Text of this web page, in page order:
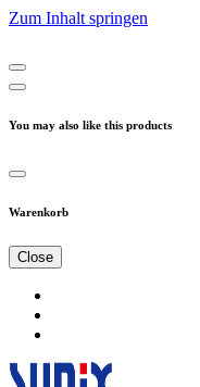
Zum Inhalt springen
You may also like this products
Warenkorb
Close